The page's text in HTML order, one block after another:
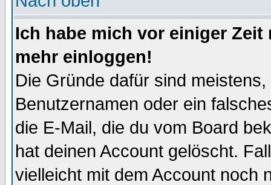
Ich habe mich vor einiger
mehr einloggen!
Die Gründe dafür sind
Benutzernamen oder ein
die E-Mail, die du vom Board
hat deinen Account gelöscht.
vielleicht mit dem Account noch